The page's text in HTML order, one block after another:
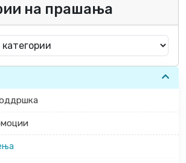
на прашања